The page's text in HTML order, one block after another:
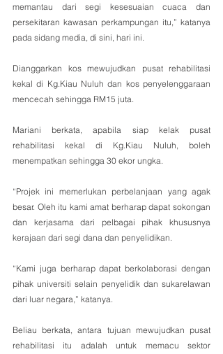
memantau dari segi kesesuaian cuaca dan
persekitaran kawasan perkampungan itu,” katanya
pada sidang media, di sini, hari ini.
Dianggarkan kos mewujudkan pusat rehabilitasi
kekal di Kg.Kiau Nuluh dan kos penyelenggaraan
mencecah sehingga RM15 juta.
Mariani berkata, apabila siap kelak pusat
rehabilitasi kekal di Kg.Kiau Nuluh, boleh
menempatkan sehingga 30 ekor ungka.
“Projek ini memerlukan perbelanjaan yang agak
besar. Oleh itu kami amat berharap dapat sokongan
dan kerjasama dari pelbagai pihak khususnya
kerajaan dari segi dana dan penyelidikan.
“Kami juga berharap dapat berkolaborasi dengan
pihak universiti selain penyelidik dan sukarelawan
dari luar negara,” katanya.
Beliau berkata, antara tujuan mewujudkan pusat
rehabilitasi itu adalah untuk memacu sektor